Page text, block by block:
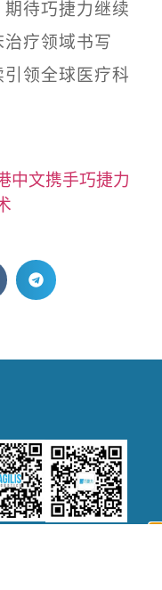
期待巧捷力继续
疗领域书写
引领全球医疗科
中文携手巧捷力